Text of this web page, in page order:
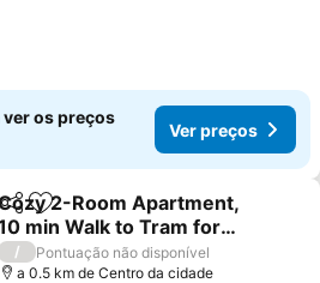
ver os preços
Ver preços
PartilharAdicionar aos favoritos
2-Room Apartment,
min Walk to Tram for
preços
/
Pontuação não disponível
a 0.5 km de Centro da cidade